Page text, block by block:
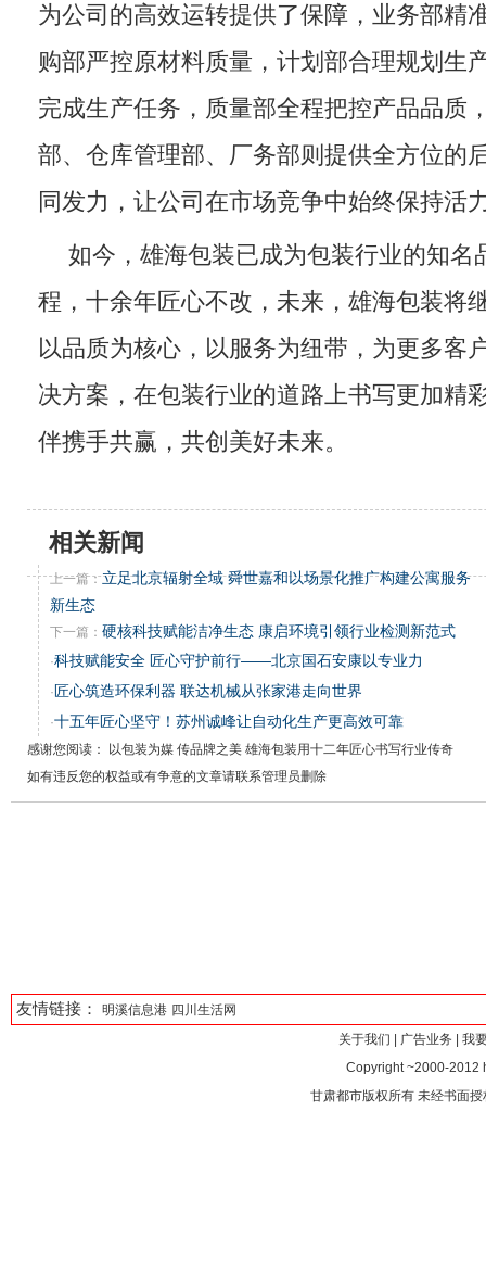
为公司的高效运转提供了保障，业务部精
购部严控原材料质量，计划部合理规划生
完成生产任务，质量部全程把控产品品质
部、仓库管理部、厂务部则提供全方位的
同发力，让公司在市场竞争中始终保持活
如今，雄海包装已成为包装行业的知名
程，十余年匠心不改，未来，雄海包装将
以品质为核心，以服务为纽带，为更多客
决方案，在包装行业的道路上书写更加精
伴携手共赢，共创美好未来。
相关新闻
上一篇：立足北京辐射全域 舜世嘉和以场景化推广构建公寓服务
新生态
下一篇： 硬核科技赋能洁净生态 康启环境引领行业检测新范式
·科技赋能安全 匠心守护前行——北京国石安康以专业力
· 匠心筑造环保利器 联达机械从张家港走向世界
·十五年匠心坚守！苏州诚峰让自动化生产更高效可靠
感谢您阅读： 以包装为媒 传品牌之美 雄海包装用十二年匠心书写行业传奇
如有违反您的权益或有争意的文章请联系管理员删除
友情链接： 明溪信息港 四川生活网
关于我们
广告业务
我
Copyright ~2000-2012
甘肃都市版权所有 未经书面